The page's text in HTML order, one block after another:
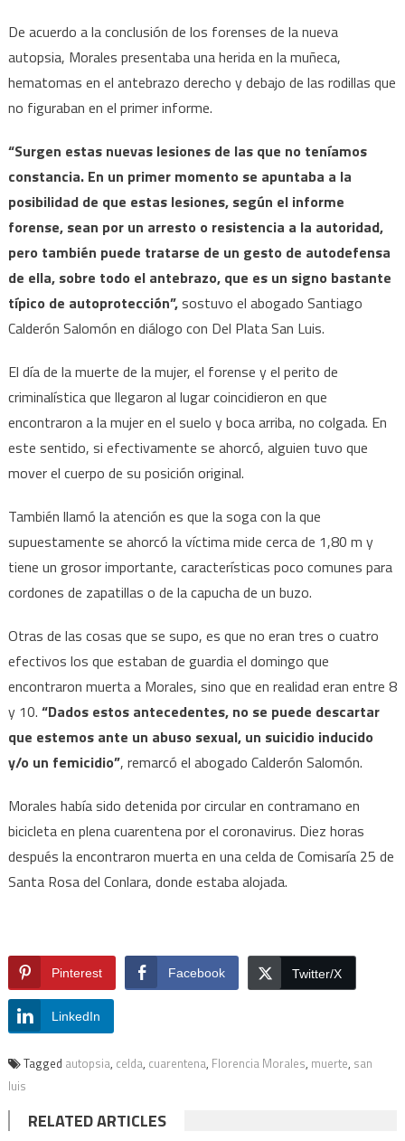
De acuerdo a la conclusión de los forenses de la nueva
autopsia, Morales presentaba una herida en la muñeca,
hematomas en el antebrazo derecho y debajo de las rodillas que
no figuraban en el primer informe.
“Surgen estas nuevas lesiones de las que no teníamos
constancia. En un primer momento se apuntaba a la
posibilidad de que estas lesiones, según el informe
forense, sean por un arresto o resistencia a la autoridad,
pero también puede tratarse de un gesto de autodefensa
de ella, sobre todo el antebrazo, que es un signo bastante
típico de autoprotección”,sostuvo el abogado Santiago
Calderón Salomón en diálogo con Del Plata San Luis.
El día de la muerte de la mujer, el forense y el perito de
criminalística que llegaron al lugar coincidieron en que
encontraron a la mujer en el suelo y boca arriba, no colgada. En
este sentido, si efectivamente se ahorcó, alguien tuvo que
mover el cuerpo de su posición original.
También llamó la atención es que la soga con la que
supuestamente se ahorcó la víctima mide cerca de 1,80 m y
tiene un grosor importante, características poco comunes para
cordones de zapatillas o de la capucha de un buzo.
Otras de las cosas que se supo, es que no eran tres o cuatro
efectivos los que estaban de guardia el domingo que
encontraron muerta a Morales, sino que en realidad eran entre 8
y 10. “Dados estos antecedentes, no se puede descartar
que estemos ante un abuso sexual, un suicidio inducido
y/o un femicidio”, remarcó el abogado Calderón Salomón.
Morales había sido detenida por circular en contramano en
bicicleta en plena cuarentena por el coronavirus. Diez horas
después la encontraron muerta en una celda de Comisaría 25 de
Santa Rosa del Conlara, donde estaba alojada.
Pinterest Facebook Twitter/X
LinkedIn
Tagged autopsia, celda, cuarentena, Florencia Morales, muerte, san
luis
RELATED ARTICLES